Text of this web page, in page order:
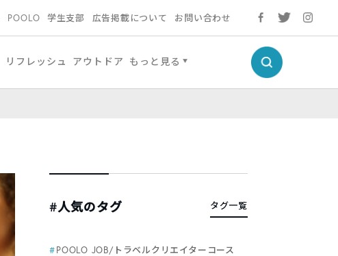
POOLO 学生支部 広告掲載について お問い合わせ
リフレッシュ アウトドア もっと見る
#人気のタグ タグ一覧
POOLO JOB/トラベルクリエイターコース